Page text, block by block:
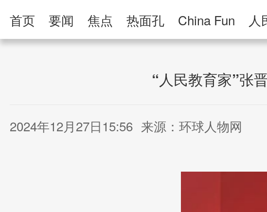
首页 要闻 焦点 热面孔 China Fun 人
“人民教育家”张
2024年12月27日15:56 来源：环球人物网